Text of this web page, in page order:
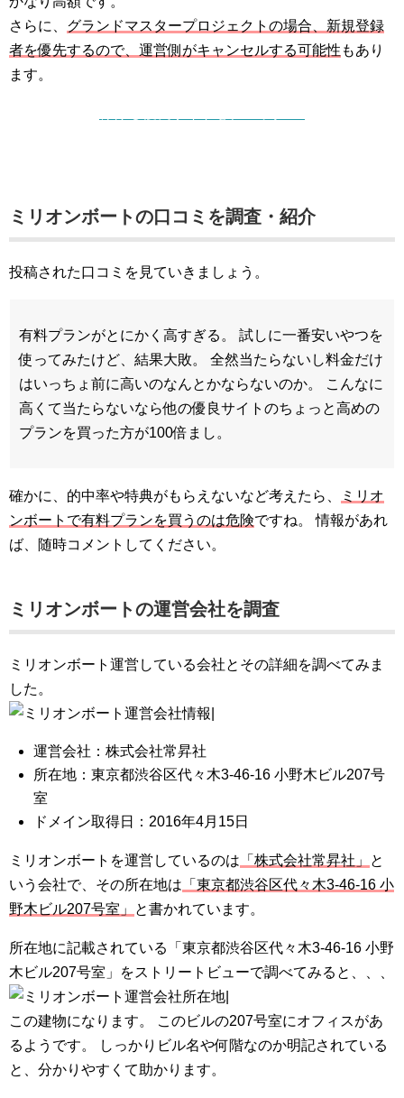
さらに、 グランドマスタープロジェクトの場合、新規登録
者を優先するので、運営側がキャンセルする可能性 もあり
ます。
ミリオンボートの口コミ を調査・紹介
投稿された口コミを見ていきましょう。
有料プランがとにかく高すぎる。 試しに一番安いやつを
使ってみたけど、結果大敗。 全然当たらないし料金だけ
はいっちょ前に高いのなんとかならないのか。 こんなに
高くて当たらないなら他の優良サイトのちょっと高めの
プランを買った方が100倍まし。
確かに、的中率や特典がもらえないなど考えたら、
ミリオ
ンボートで有料プランを買うのは危険ですね。 情報があれ
ば、随時コメントしてください。
ミリオンボートの運営会社を調査
ミリオンボート運営している会社とその詳細を調べてみま
した。
運営会社：株式会社常昇社
所在地：東京都渋谷区代々木3-46-16 小野木ビル207号
室
ドメイン取得日：2016年4月15日
ミリオンボートを運営しているのは 「株式会社常昇社」
と
いう会社で、その所在地は 「東京都渋谷区代々木3-46-16 小
野木ビル207号室」
と書かれています。
所在地に記載されている「東京都渋谷区代々木3-46-16 小野
木ビル207号室」をストリートビューで調べてみると、、、
この建物になります。 このビルの207号室にオフィスがあ
るようです。 しっかりビル名や何階なのか明記されている
と、分かりやすくて助かります。